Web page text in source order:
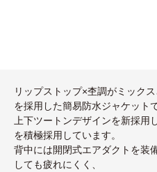
リップストップ×杢調がミック
を採用した簡易防水ジャケットで
上下ツートンデザインを新採
を積極採用しています。
背中には開閉式エアダクトを装
しても疲れにくく、